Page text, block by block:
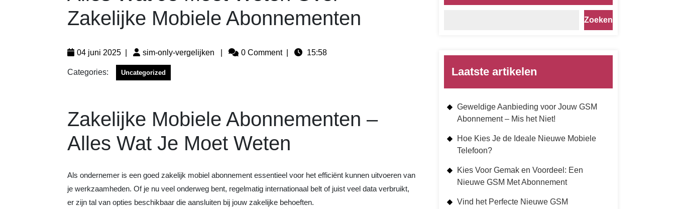
Zakelijke Mobiele Abonnementen
04 juni 2025 sim-only-vergelijken 0 Comment 15:58
Categories: Uncategorized
Zakelijke Mobiele Abonnementen –
Alles Wat Je Moet Weten
Als ondernemer is een goed zakelijk mobiel abonnement essentieel voor het efficiënt kunnen uitvoeren van
je werkzaamheden. Of je nu veel onderweg bent, regelmatig internationaal belt of juist veel data verbruikt,
er zijn tal van opties beschikbaar die aansluiten bij jouw zakelijke behoeften.
Zoeken
Laatste artikelen
Geweldige Aanbieding voor Jouw GSM
Abonnement – Mis het Niet!
Hoe Kies Je de Ideale Nieuwe Mobiele
Telefoon?
Kies Voor Gemak en Voordeel: Een
Nieuwe GSM Met Abonnement
Vind het Perfecte Nieuwe GSM